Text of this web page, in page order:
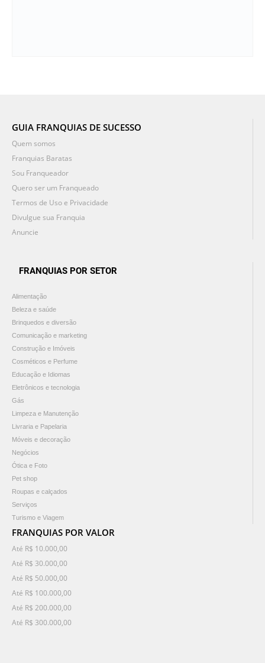
GUIA FRANQUIAS DE SUCESSO
Quem somos
Franquias Baratas
Sou Franqueador
Quero ser um Franqueado
Termos de Uso e Privacidade
Divulgue sua Franquia
Anuncie
FRANQUIAS POR SETOR
Alimentação
Beleza e saúde
Brinquedos e diversão
Comunicação e marketing
Construção e Imóveis
Cosméticos e Perfume
Educação e Idiomas
Eletrônicos e tecnologia
Gás
Limpeza e Manutenção
Livraria e Papelaria
Móveis e decoração
Negócios
Ótica e Foto
Pet shop
Roupas e calçados
Serviços
Turismo e Viagem
FRANQUIAS POR VALOR
Até R$ 10.000,00
Até R$ 30.000,00
Até R$ 50.000,00
Até R$ 100.000,00
Até R$ 200.000,00
Até R$ 300.000,00